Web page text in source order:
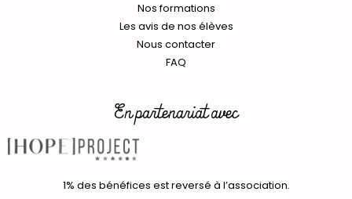
Nos formations
Les avis de nos élèves
Nous contacter
FAQ
En partenariat avec
1% des bénéfices est reversé à l’association.